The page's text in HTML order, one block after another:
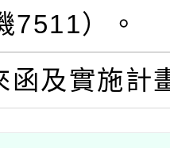
7511）。
函及實施計